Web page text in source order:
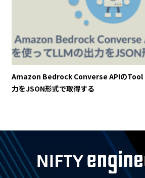
Amazon Bedrock Converse APIのTool
力をJSON形式で取得する